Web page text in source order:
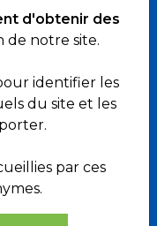
Juin
Mer
d'obtenir des
de notre site.
identifier les
du site et les
par ces